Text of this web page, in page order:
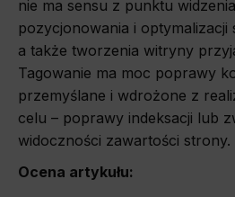
nie ma sensu z punktu
pozycjonowania i
a także tworzenia witryny
Tagowanie ma moc poprawy
przemyślane i wdrożone z
celu – poprawy indeksacji lub
widoczności zawartości strony.
Ocena artykułu: